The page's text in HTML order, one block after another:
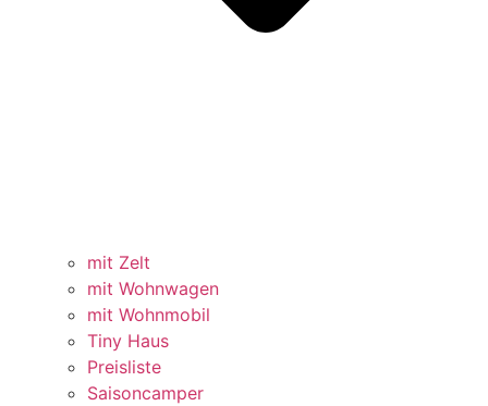
mit Zelt
mit Wohnwagen
mit Wohnmobil
Tiny Haus
Preisliste
Saisoncamper